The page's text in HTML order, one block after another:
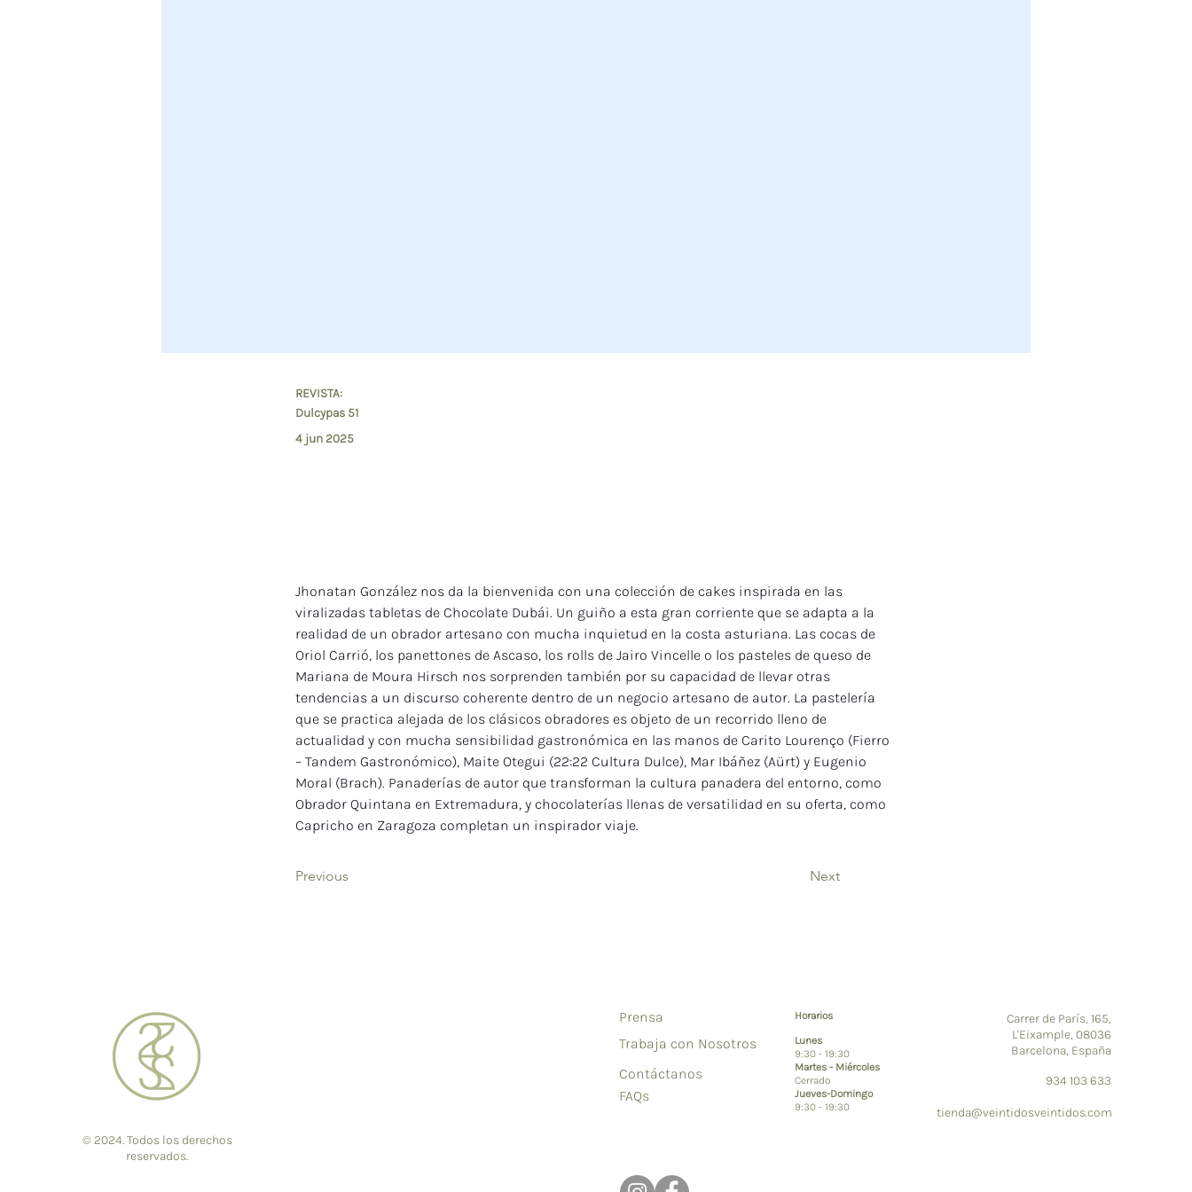
REVISTA:
Dulcypas 51
4 jun 2025
Jhonatan González nos da la bienvenida con una colección de cakes inspirada en las
viralizadas tabletas de Chocolate Dubái. Un guiño a esta gran corriente que se adapta a la
realidad de un obrador artesano con mucha inquietud en la costa asturiana. Las cocas de
Oriol Carrió, los panettones de Ascaso, los rolls de Jairo Vincelle o los pasteles de queso de
Mariana de Moura Hirsch nos sorprenden también por su capacidad de llevar otras
tendencias a un discurso coherente dentro de un negocio artesano de autor. La pastelería
que se practica alejada de los clásicos obradores es objeto de un recorrido lleno de
actualidad y con mucha sensibilidad gastronómica en las manos de Carito Lourenço (Fierro
– Tandem Gastronómico), Maite Otegui (22:22 Cultura Dulce), Mar Ibáñez (Aürt) y Eugenio
Moral (Brach). Panaderías de autor que transforman la cultura panadera del entorno, como
Obrador Quintana en Extremadura, y chocolaterías llenas de versatilidad en su oferta, como
Capricho en Zaragoza completan un inspirador viaje.
Previous Next
© 2024. Todos los derechos
reservados.
Prensa
Trabaja con Nosotros
Contáctanos
FAQs
Horarios
Lunes
9:30 - 19:30​
Martes - Miércoles
Cerrado
Jueves-Domingo
9:30 - 19:30​
Carrer de París, 165,
L'Eixample, 08036
Barcelona, España
934 103 633
tienda@veintidosveintidos.com